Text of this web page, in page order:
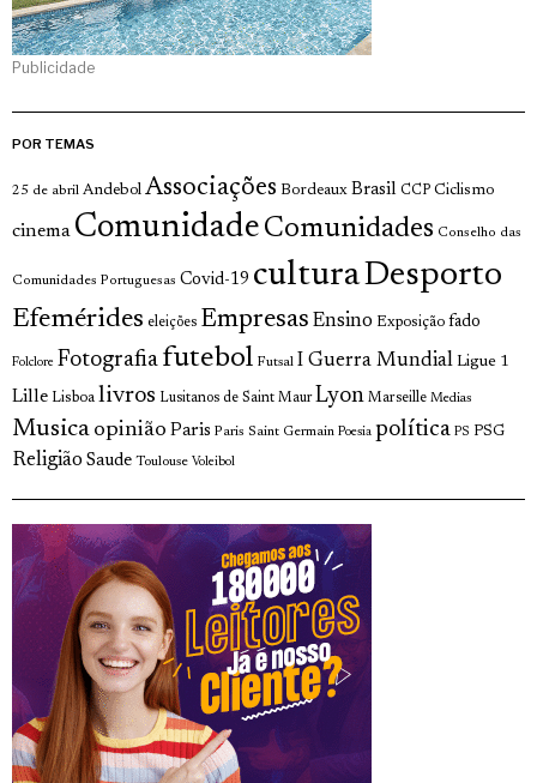
Publicidade
POR TEMAS
25 de abril Andebol Associações Bordeaux Brasil CCP Ciclismo
cinema Comunidade Comunidades Conselho das
Comunidades Portuguesas Covid-19 culturaDesporto
Efemérides eleições Empresas Ensino Exposição fado
Folclore Fotografia futebol Futsal I Guerra Mundial Ligue 1
Lille Lisboa livros Lusitanos de Saint Maur Lyon Marseille Medias
Musica opinião Paris Paris Saint Germain Poesia política PS PSG
Religião Saude Toulouse Voleibol